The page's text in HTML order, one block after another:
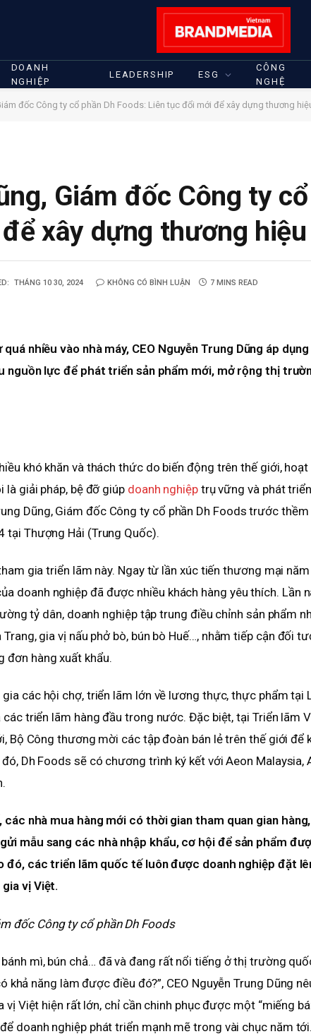
DOANH
NGHIỆP
LEADERSHIP ESG
CÔNG
NGHỆ
đốc Công ty cổ phần Dh Foods: Liên tục đổi mới để xây dựng thương
Giám đốc Công ty
xây dựng thương
THÁNG 10 30, 2024 KHÔNG CÓ BÌNH LUẬN 7 MINS READ
nhiều vào nhà máy, CEO Nguyễn Trung Dũng áp
nguồn lực để phát triển sản phẩm mới, mở rộng thị
khó khăn và thách thức do biến động trên thế giới,
giải pháp, bệ đỡ giúp doanh nghiệptrụ vững và phát
Dũng, Giám đốc Công ty cổ phần Dh Foods trước
tại Thượng Hải (Trung Quốc).
gia triển lãm này. Ngay từ lần xúc tiến thương mại
doanh nghiệp đã được nhiều khách hàng yêu thích. Lần
tỷ dân, doanh nghiệp tập trung điều chỉnh sản phẩm
gia vị nấu phở bò, bún bò Huế…, nhằm tiếp cận đối
đơn hàng xuất khẩu.
các hội chợ, triển lãm lớn về lương thực, thực phẩm tại
các triển lãm hàng đầu trong nước. Đặc biệt, tại Triển lãm
Bộ Công thương mời các tập đoàn bán lẻ trên thế giới để
Dh Foods sẽ có chương trình ký kết với Aeon Malaysia,
nhà mua hàng mới có thời gian tham quan gian
mẫu sang các nhà nhập khẩu, cơ hội để sản phẩm
đó, các triển lãm quốc tế luôn được doanh nghiệp đặt
vị Việt.
đốc Công ty cổ phần Dh Foods
mì, bún chả… đã và đang rất nổi tiếng ở thị trường
khả năng làm được điều đó?”, CEO Nguyễn Trung Dũng
vị Việt hiện rất lớn, chỉ cần chinh phục được một “miếng
doanh nghiệp phát triển mạnh mẽ trong vài chục năm tới.